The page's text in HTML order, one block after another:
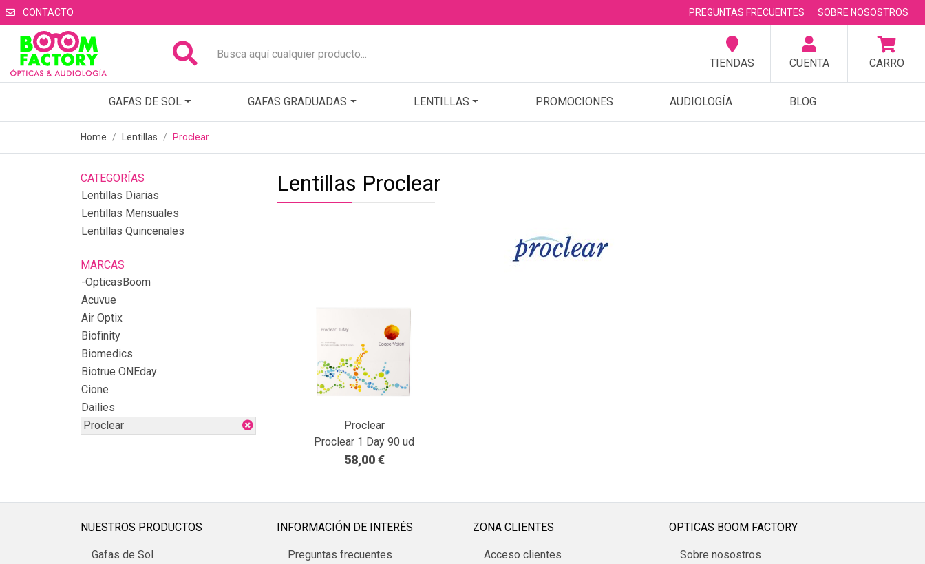
CONTACTO PREGUNTAS FRECUENTES SOBRE NOSOSTROS
TIENDAS CUENTA CARRO
GAFAS DE SOL GAFAS GRADUADAS LENTILLAS PROMOCIONES AUDIOLOGÍA BLOG
Home Lentillas Proclear
CATEGORÍAS
Lentillas Diarias
Lentillas Mensuales
Lentillas Quincenales
MARCAS
-OpticasBoom
Acuvue
Air Optix
Biofinity
Biomedics
Biotrue ONEday
Cione
Dailies
Proclear
Lentillas Proclear
Proclear
Proclear 1 Day 90 ud
58,00 €
NUESTROS PRODUCTOS
Gafas de Sol
INFORMACIÓN DE INTERÉS
Preguntas frecuentes
ZONA CLIENTES
Acceso clientes
OPTICAS BOOM FACTORY
Sobre nosostros